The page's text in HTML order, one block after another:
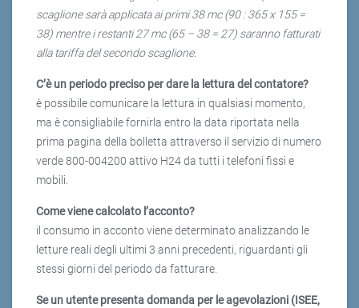
scaglione sarà applicata ai primi 38 mc (90 : 365 x 155 =
38) mentre i restanti 27 mc (65 – 38 = 27) saranno fatturati
alla tariffa del secondo scaglione.
C’è un periodo preciso per dare la lettura del contatore?
è possibile comunicare la lettura in qualsiasi momento,
ma è consigliabile fornirla entro la data riportata nella
prima pagina della bolletta attraverso il servizio di numero
verde 800-004200 attivo H24 da tutti i telefoni fissi e
mobili.
Come viene calcolato l’acconto?
il consumo in acconto viene determinato analizzando le
letture reali degli ultimi 3 anni precedenti, riguardanti gli
stessi giorni del periodo da fatturare.
Se un utente presenta domanda per le agevolazioni (ISEE,